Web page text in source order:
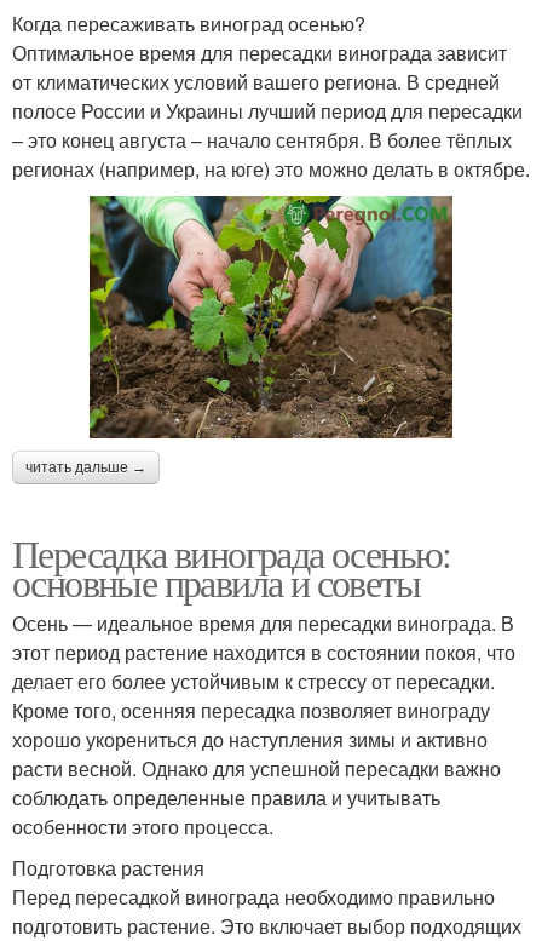
Когда пересаживать виноград осенью?
Оптимальное время для пересадки винограда зависит
от климатических условий вашего региона. В средней
полосе России и Украины лучший период для пересадки
– это конец августа – начало сентября. В более тёплых
регионах (например, на юге) это можно делать в октябре.
читать дальше →
Пересадка винограда осенью:
основные правила и советы
Осень — идеальное время для пересадки винограда. В
этот период растение находится в состоянии покоя, что
делает его более устойчивым к стрессу от пересадки.
Кроме того, осенняя пересадка позволяет винограду
хорошо укорениться до наступления зимы и активно
расти весной. Однако для успешной пересадки важно
соблюдать определенные правила и учитывать
особенности этого процесса.
Подготовка растения
Перед пересадкой винограда необходимо правильно
подготовить растение. Это включает выбор подходящих